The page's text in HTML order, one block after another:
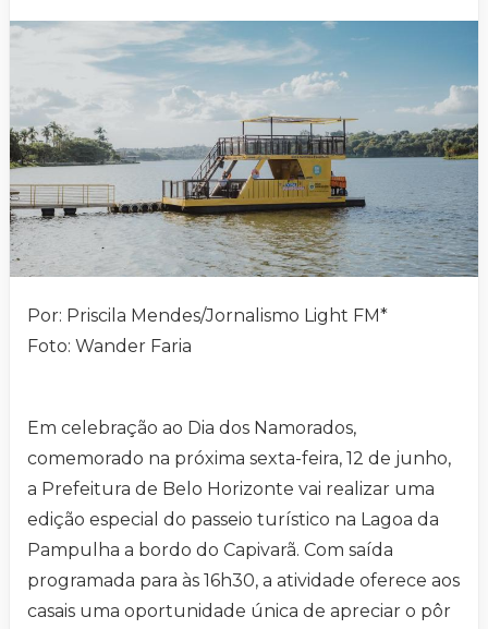
Por: Priscila Mendes/Jornalismo Light FM*
Foto: Wander Faria
Em celebração ao Dia dos Namorados,
comemorado na próxima sexta-feira, 12 de junho,
a Prefeitura de Belo Horizonte vai realizar uma
edição especial do passeio turístico na Lagoa da
Pampulha a bordo do Capivarã. Com saída
programada para às 16h30, a atividade oferece aos
casais uma oportunidade única de apreciar o pôr